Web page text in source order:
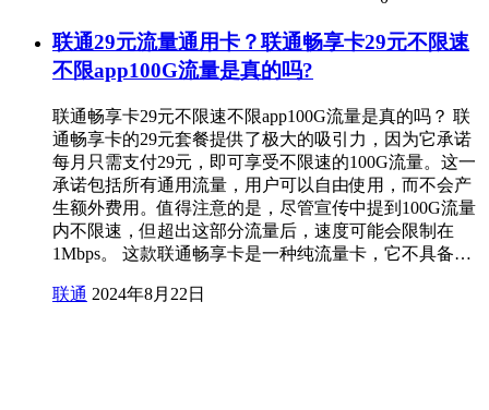
联通29元流量通用卡？联通畅享卡29元不限速
不限app100G流量是真的吗?
联通畅享卡29元不限速不限app100G流量是真的吗？ 联
通畅享卡的29元套餐提供了极大的吸引力，因为它承诺
每月只需支付29元，即可享受不限速的100G流量。这一
承诺包括所有通用流量，用户可以自由使用，而不会产
生额外费用。值得注意的是，尽管宣传中提到100G流量
内不限速，但超出这部分流量后，速度可能会限制在
1Mbps。 这款联通畅享卡是一种纯流量卡，它不具备…
联通 2024年8月22日